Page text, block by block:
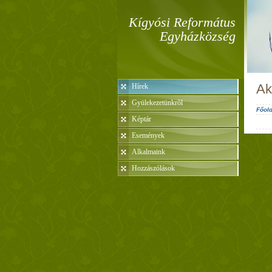
Kígyósi Református
Egyházközség
Hírek
Gyülekezetünkrõl
Képtár
Események
Alkalmaink
Hozzászólások